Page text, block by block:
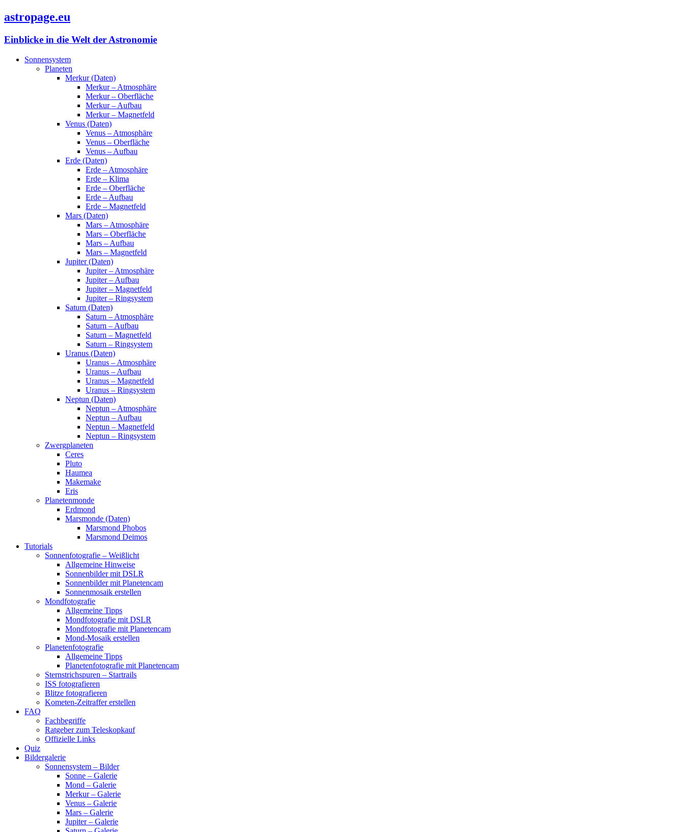
astropage.eu
Einblicke in die Welt der Astronomie
Sonnensystem
Planeten
Merkur (Daten)
Merkur – Atmosphäre
Merkur – Oberfläche
Merkur – Aufbau
Merkur – Magnetfeld
Venus (Daten)
Venus – Atmosphäre
Venus – Oberfläche
Venus – Aufbau
Erde (Daten)
Erde – Atmosphäre
Erde – Klima
Erde – Oberfläche
Erde – Aufbau
Erde – Magnetfeld
Mars (Daten)
Mars – Atmosphäre
Mars – Oberfläche
Mars – Aufbau
Mars – Magnetfeld
Jupiter (Daten)
Jupiter – Atmosphäre
Jupiter – Aufbau
Jupiter – Magnetfeld
Jupiter – Ringsystem
Saturn (Daten)
Saturn – Atmosphäre
Saturn – Aufbau
Saturn – Magnetfeld
Saturn – Ringsystem
Uranus (Daten)
Uranus – Atmosphäre
Uranus – Aufbau
Uranus – Magnetfeld
Uranus – Ringsystem
Neptun (Daten)
Neptun – Atmosphäre
Neptun – Aufbau
Neptun – Magnetfeld
Neptun – Ringsystem
Zwergplaneten
Ceres
Pluto
Haumea
Makemake
Eris
Planetenmonde
Erdmond
Marsmonde (Daten)
Marsmond Phobos
Marsmond Deimos
Tutorials
Sonnenfotografie – Weißlicht
Allgemeine Hinweise
Sonnenbilder mit DSLR
Sonnenbilder mit Planetencam
Sonnenmosaik erstellen
Mondfotografie
Allgemeine Tipps
Mondfotografie mit DSLR
Mondfotografie mit Planetencam
Mond-Mosaik erstellen
Planetenfotografie
Allgemeine Tipps
Planetenfotografie mit Planetencam
Sternstrichspuren – Startrails
ISS fotografieren
Blitze fotografieren
Kometen-Zeitraffer erstellen
FAQ
Fachbegriffe
Ratgeber zum Teleskopkauf
Offizielle Links
Quiz
Bildergalerie
Sonnensystem – Bilder
Sonne – Galerie
Mond – Galerie
Merkur – Galerie
Venus – Galerie
Mars – Galerie
Jupiter – Galerie